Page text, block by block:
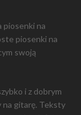
piosenki na
piosenki na
swoją
i z dobrym
na gitarę. Teksty